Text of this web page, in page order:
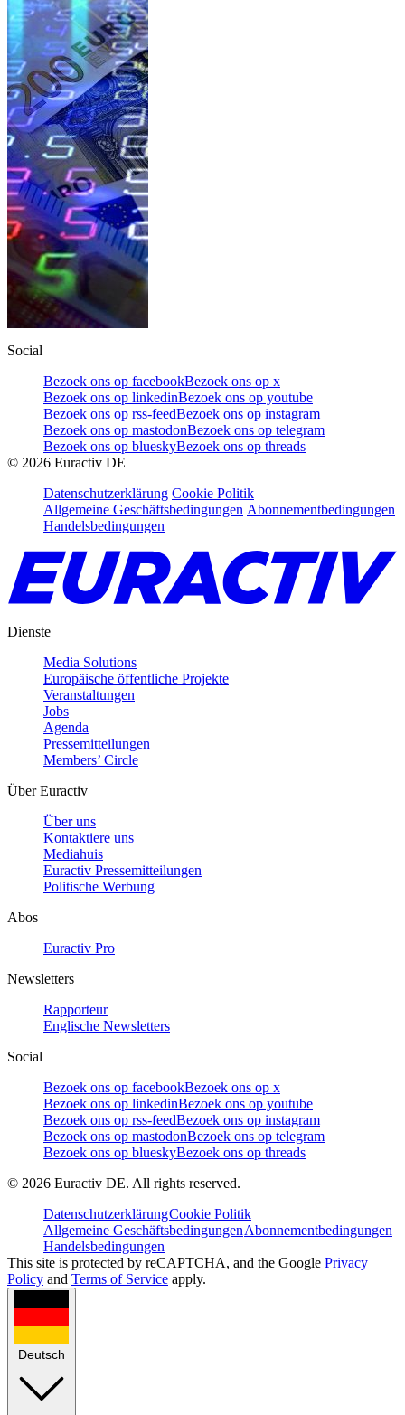
Social
Bezoek ons op facebookBezoek ons op x
Bezoek ons op linkedinBezoek ons op youtube
Bezoek ons op rss-feedBezoek ons op instagram
Bezoek ons op mastodonBezoek ons op telegram
Bezoek ons op blueskyBezoek ons op threads
© 2026 Euractiv DE
Datenschutzerklärung Cookie Politik
Allgemeine Geschäftsbedingungen Abonnementbedingungen
Handelsbedingungen
Dienste
Media Solutions
Europäische öffentliche Projekte
Veranstaltungen
Jobs
Agenda
Pressemitteilungen
Members’ Circle
Über Euractiv
Über uns
Kontaktiere uns
Mediahuis
Euractiv Pressemitteilungen
Politische Werbung
Abos
Euractiv Pro
Newsletters
Rapporteur
Englische Newsletters
Social
Bezoek ons op facebookBezoek ons op x
Bezoek ons op linkedinBezoek ons op youtube
Bezoek ons op rss-feedBezoek ons op instagram
Bezoek ons op mastodonBezoek ons op telegram
Bezoek ons op blueskyBezoek ons op threads
© 2026 Euractiv DE. All rights reserved.
DatenschutzerklärungCookie Politik
Allgemeine GeschäftsbedingungenAbonnementbedingungen
Handelsbedingungen
This site is protected by reCAPTCHA, and the Google Privacy
Policy and Terms of Service apply.
Deutsch